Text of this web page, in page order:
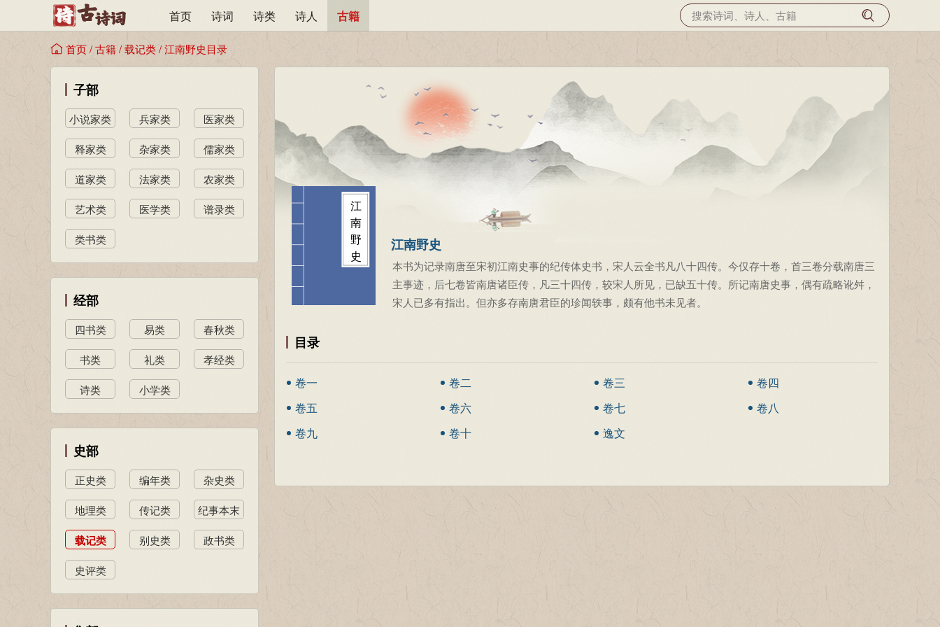
首页 诗词 诗类 诗人 古籍
首页/古籍/载记类/江南野史目录
江
南
野
史
江南野史
本书为记录南唐至宋初江南史事的纪传体史书，宋人云全书凡八十四传。今仅存十卷，首三卷分载南唐三
主事迹，后七卷皆南唐诸臣传，凡三十四传，较宋人所见，已缺五十传。所记南唐史事，偶有疏略讹舛，
宋人已多有指出。但亦多存南唐君臣的珍闻轶事，颇有他书未见者。
目录
卷一 卷二 卷三
卷四
卷五
卷六 卷七
卷八
卷九
卷十 逸文
子部
小说家类 兵家类 医家类
释家类 杂家类 儒家类
道家类 法家类 农家类
艺术类 医学类 谱录类
类书类
经部
四书类 易类 春秋类
书类 礼类 孝经类
诗类 小学类
史部
正史类 编年类 杂史类
地理类 传记类
纪事本末
类
载记类 别史类 政书类
史评类